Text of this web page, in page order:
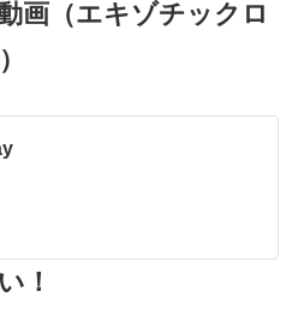
画（エキゾチックロ
！